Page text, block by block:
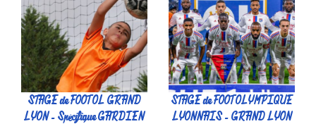
STAGE de FOOT OL GRAND
LYON - Spécifique GARDIEN
STAGE de FOOT OLYMPIQUE
LYONNAIS - GRAND LYON